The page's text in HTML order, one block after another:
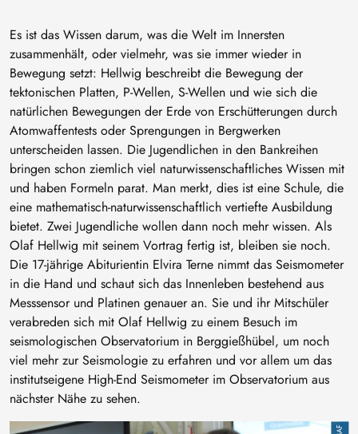
Bild
Es ist das Wissen darum, was die Welt im Innersten
zusammenhält, oder vielmehr, was sie immer wieder in
Bewegung setzt: Hellwig beschreibt die Bewegung der
tektonischen Platten, P-Wellen, S-Wellen und wie sich die
natürlichen Bewegungen der Erde von Erschütterungen durch
Atomwaffentests oder Sprengungen in Bergwerken
unterscheiden lassen. Die Jugendlichen in den Bankreihen
bringen schon ziemlich viel naturwissenschaftliches Wissen mit
und haben Formeln parat. Man merkt, dies ist eine Schule, die
eine mathematisch-naturwissenschaftlich vertiefte Ausbildung
bietet. Zwei Jugendliche wollen dann noch mehr wissen. Als
Olaf Hellwig mit seinem Vortrag fertig ist, bleiben sie noch.
Die 17-jährige Abiturientin Elvira Terne nimmt das Seismometer
in die Hand und schaut sich das Innenleben bestehend aus
Messsensor und Platinen genauer an. Sie und ihr Mitschüler
verabreden sich mit Olaf Hellwig zu einem Besuch im
seismologischen Observatorium in Berggießhübel, um noch
viel mehr zur Seismologie zu erfahren und vor allem um das
institutseigene High-End Seismometer im Observatorium aus
nächster Nähe zu sehen.